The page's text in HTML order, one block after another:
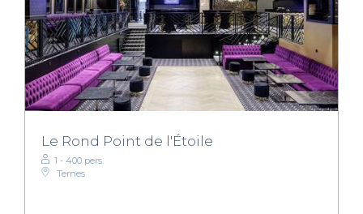
Le Rond Point de l'Étoile
1 - 400 pers.
Ternes